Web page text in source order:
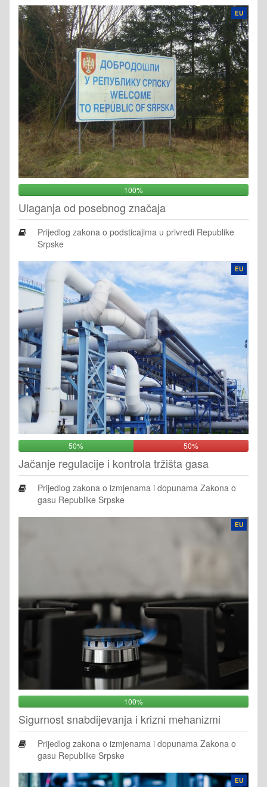
EU
100%
Ulaganja od posebnog značaja
Prijedlog zakona o podsticajima u privredi Republike
Srpske
EU
50% 50%
Jačanje regulacije i kontrola tržišta gasa
Prijedlog zakona o izmjenama i dopunama Zakona o
gasu Republike Srpske
EU
100%
Sigurnost snabdijevanja i krizni mehanizmi
Prijedlog zakona o izmjenama i dopunama Zakona o
gasu Republike Srpske
EU